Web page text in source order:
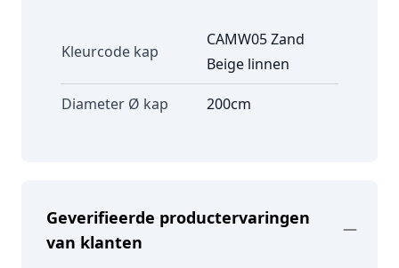
Kleurcode kap
CAMW05 Zand
Beige linnen
Diameter Ø kap 200cm
Geverifieerde productervaringen
van klanten